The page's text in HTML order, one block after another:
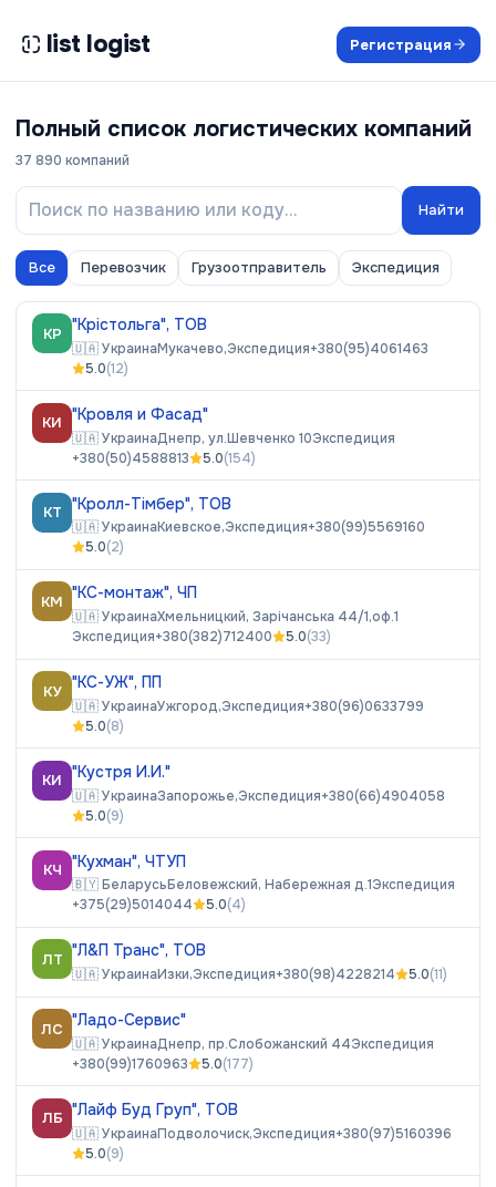
list logist Регистрация
Полный список логистических компаний
37 890 компаний
Найти
Все Перевозчик Грузоотправитель Экспедиция
КР "Крістольга", ТОВ
🇺🇦УкраинаМукачево,Экспедиция+380(95)4061463
5.0(12)
КИ "Кровля и Фасад"
🇺🇦УкраинаДнепр, ул.Шевченко 10Экспедиция
+380(50)4588813
5.0(154)
КТ "Кролл-Тімбер", ТОВ
🇺🇦УкраинаКиевское,Экспедиция+380(99)5569160
5.0(2)
КМ "КС-монтаж", ЧП
🇺🇦УкраинаХмельницкий, Зарічанська 44/1,оф.1
Экспедиция+380(382)712400 5.0(33)
КУ "КС-УЖ", ПП
🇺🇦УкраинаУжгород,Экспедиция+380(96)0633799
5.0(8)
КИ "Кустря И.И."
🇺🇦УкраинаЗапорожье,Экспедиция+380(66)4904058
5.0(9)
КЧ "Кухман", ЧТУП
🇧🇾БеларусьБеловежский, Набережная д.1Экспедиция
+375(29)5014044
5.0(4)
ЛТ "Л&П Транс", ТОВ
🇺🇦УкраинаИзки,Экспедиция+380(98)4228214 5.0(11)
ЛС "Ладо-Сервис"
🇺🇦УкраинаДнепр, пр.Слобожанский 44Экспедиция
+380(99)1760963
5.0(177)
ЛБ "Лайф Буд Груп", ТОВ
🇺🇦УкраинаПодволочиск,Экспедиция+380(97)5160396
5.0(9)